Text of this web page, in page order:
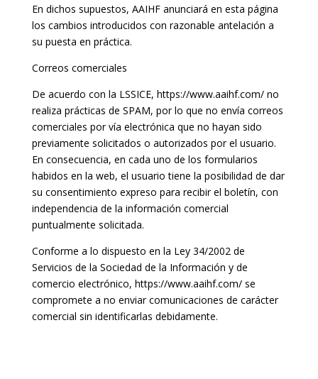
En dichos supuestos, AAIHF anunciará en esta página
los cambios introducidos con razonable antelación a
su puesta en práctica.
Correos comerciales
De acuerdo con la LSSICE, https://www.aaihf.com/ no
realiza prácticas de SPAM, por lo que no envía correos
comerciales por vía electrónica que no hayan sido
previamente solicitados o autorizados por el usuario.
En consecuencia, en cada uno de los formularios
habidos en la web, el usuario tiene la posibilidad de dar
su consentimiento expreso para recibir el boletín, con
independencia de la información comercial
puntualmente solicitada.
Conforme a lo dispuesto en la Ley 34/2002 de
Servicios de la Sociedad de la Información y de
comercio electrónico, https://www.aaihf.com/ se
compromete a no enviar comunicaciones de carácter
comercial sin identificarlas debidamente.